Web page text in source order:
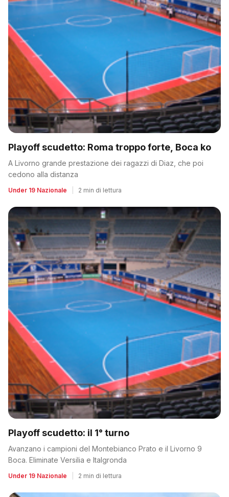
Playoff scudetto: Roma troppo forte, Boca ko
A Livorno grande prestazione dei ragazzi di Diaz, che poi
cedono alla distanza
Under 19 Nazionale 2 min di lettura
Playoff scudetto: il 1° turno
Avanzano i campioni del Montebianco Prato e il Livorno 9
Boca. Eliminate Versilia e Italgronda
Under 19 Nazionale 2 min di lettura